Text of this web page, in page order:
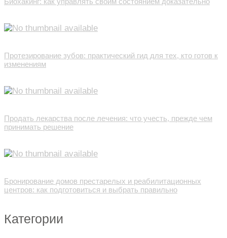
Протезирование зубов: практический гид для тех, кто готов к
изменениям
Продать лекарства после лечения: что учесть, прежде чем
принимать решение
Бронирование домов престарелых и реабилитационных
центров: как подготовиться и выбрать правильно
Категории